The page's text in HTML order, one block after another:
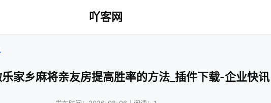
吖客网
家乡麻将亲友房提高胜率的方法_插件下载-企业快讯